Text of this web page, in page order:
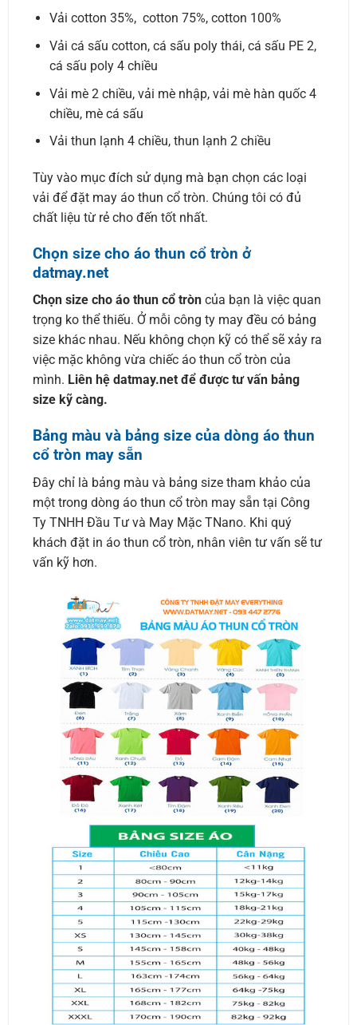
Vải cotton 35%, cotton 75%, cotton 100%
Vải cá sấu cotton, cá sấu poly thái, cá sấu PE 2,
cá sấu poly 4 chiều
Vải mè 2 chiều, vải mè nhập, vải mè hàn quốc 4
chiều, mè cá sấu
Vải thun lạnh 4 chiều, thun lạnh 2 chiều
Tùy vào mục đích sử dụng mà bạn chọn các loại
vải để đặt may áo thun cổ tròn. Chúng tôi có đủ
chất liệu từ rẻ cho đến tốt nhất.
Chọn size cho áo thun cổ tròn ở
datmay.net
Chọn size cho áo thun cổ tròn của bạn là việc quan
trọng ko thể thiếu. Ở mỗi công ty may đều có bảng
size khác nhau. Nếu không chọn kỹ có thể sẽ xảy ra
việc mặc không vừa chiếc áo thun cổ tròn của
mình. Liên hệ datmay.net để được tư vấn bảng
size kỹ càng.
Bảng màu và bảng size của dòng áo thun
cổ tròn may sẵn
Đây chỉ là bảng màu và bảng size tham khảo của
một trong dòng áo thun cổ tròn may sẵn tại Công
Ty TNHH Đầu Tư và May Mặc TNano. Khi quý
khách đặt in áo thun cổ tròn, nhân viên tư vấn sẽ tư
vấn kỹ hơn.